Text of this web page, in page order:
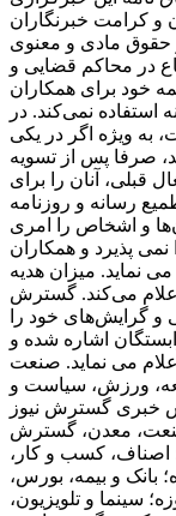
کرامت خبرنگاران
حقوق مادی و معنوی
در محاکم قضایی و
خود برای همکاران
استفاده نمی‌کند. در
به ‌ویژه اگر در یکی
صرفا پس از تسویه‌
قبلی، آنان را برای
رسانه و روزنامه
و اشخاص را امری
نمی پذیرد و همکاران
نماید. میزان هدیه
می‌کند. گسترش
و گرایش‌های خود را
اشاره شده و
می نماید. صنعت
ورزش، سیاست و
خبری گسترش نیوز
معدن، گسترش
اصناف، کسب و کار،
بانک و بیمه، بورس،
سینما و تلویزیون،